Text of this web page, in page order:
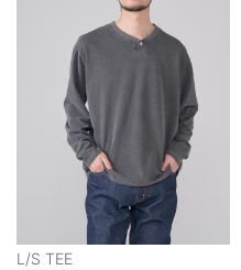
L/S TEE